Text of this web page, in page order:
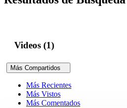
Videos (1)
Más Compartidos
Más Recientes
Más Vistos
Más Comentados